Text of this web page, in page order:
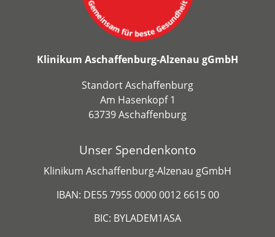
Klinikum Aschaffenburg-Alzenau gGmbH
Standort Aschaffenburg
Am Hasenkopf 1
63739 Aschaffenburg
Unser Spendenkonto
Klinikum Aschaffenburg-Alzenau gGmbH
IBAN: DE55 7955 0000 0012 6615 00
BIC: BYLADEM1ASA